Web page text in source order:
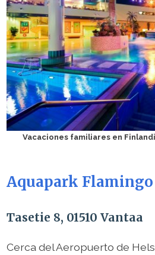
Vacaciones familiares en
Aquapark Flamingo
Tasetie 8, 01510 Vantaa
Cerca del Aeropuerto de